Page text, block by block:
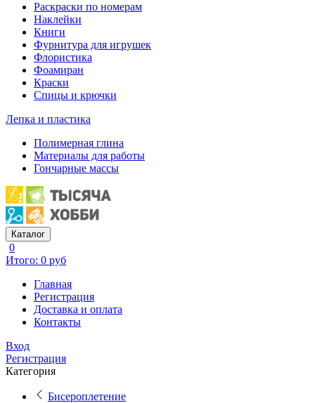
Раскраски по номерам
Наклейки
Книги
Фурнитура для игрушек
Флористика
Фоамиран
Краски
Спицы и крючки
Лепка и пластика
Полимерная глина
Материалы для работы
Гончарные массы
Каталог
0
Итого: 0 руб
Главная
Регистрация
Доставка и оплата
Контакты
Вход
Регистрация
Категория
Бисероплетение